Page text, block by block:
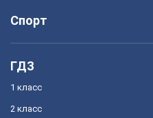
Спорт
ГДЗ
1 класс
2 класс